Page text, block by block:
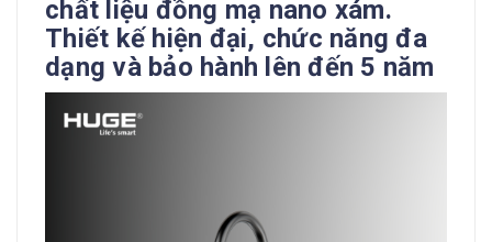
chất liệu đồng mạ nano xám.
Thiết kế hiện đại, chức năng đa
dạng và bảo hành lên đến 5 năm